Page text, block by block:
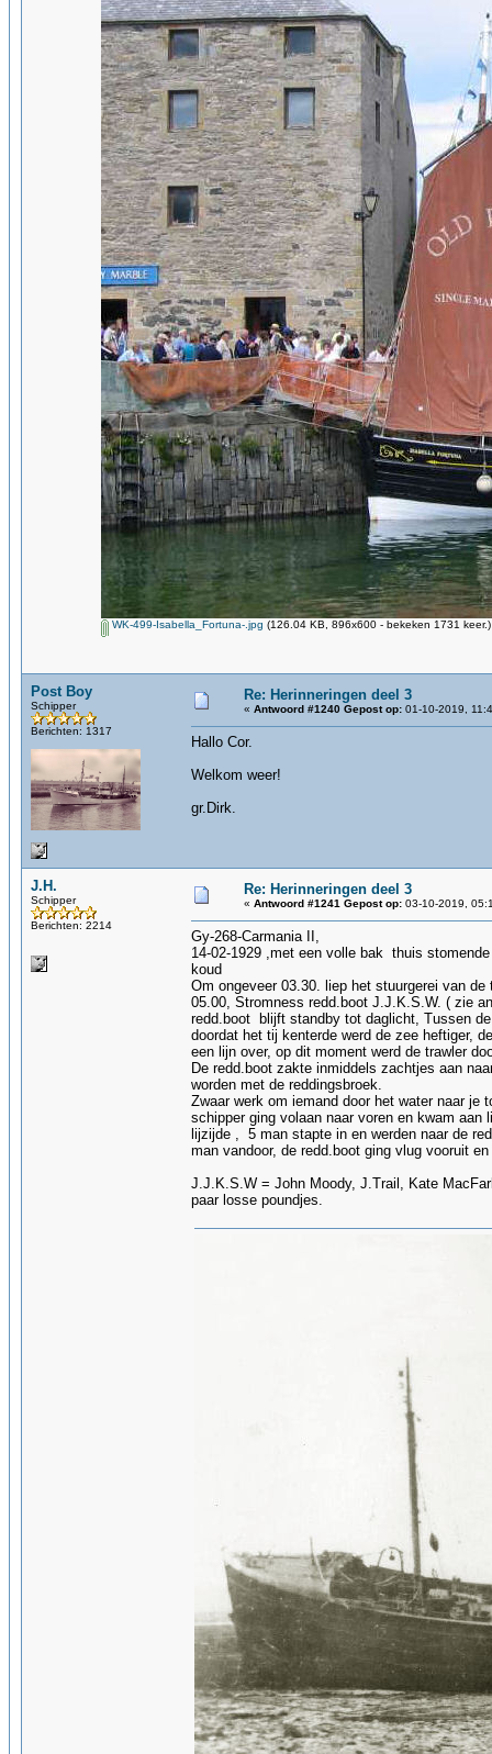
WK-499-Isabella_Fortuna-.jpg (126.04 KB, 896x600 - bekeken 1731 keer.)
Post Boy
Schipper
Berichten: 1317
Re: Herinneringen deel 3
« Antwoord #1240 Gepost op: 01-10-2019,
Hallo Cor.
Welkom weer!
gr.Dirk.
J.H.
Schipper
Berichten: 2214
Re: Herinneringen deel 3
« Antwoord #1241 Gepost op: 03-10-2019,
Gy-268-Carmania II,
14-02-1929 ,met een volle bak thuis
koud
Om ongeveer 03.30. liep het stuurgerei van
05.00, Stromness redd.boot J.J.K.S.W. ( zie
redd.boot blijft standby tot daglicht, Tussen
doordat het tij kenterde werd de zee heftiger,
een lijn over, op dit moment werd de trawler
De redd.boot zakte inmiddels zachtjes aan
worden met de reddingsbroek.
Zwaar werk om iemand door het water naar je
schipper ging volaan naar voren en kwam
lijzijde , 5 man stapte in en werden naar de
man vandoor, de redd.boot ging vlug vooruit
J.J.K.S.W = John Moody, J.Trail, Kate
paar losse poundjes.